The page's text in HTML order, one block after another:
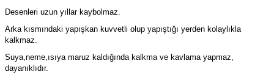
Desenleri uzun yıllar kaybolmaz.
Arka kısmındaki yapışkan kuvvetli olup yapıştığı yerden kolaylıkla
kalkmaz.
Suya,neme,ısıya maruz kaldığında kalkma ve kavlama yapmaz,
dayanıklıdır.